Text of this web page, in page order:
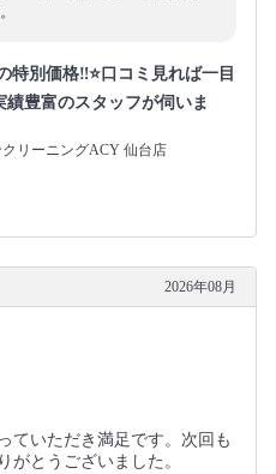
特別価格‼️⭐口コミ見れば一目
績豊富のスタッフが伺いま
リーニングACY 仙台店
2026年08月
ていただき満足です。次回も
がとうございました。